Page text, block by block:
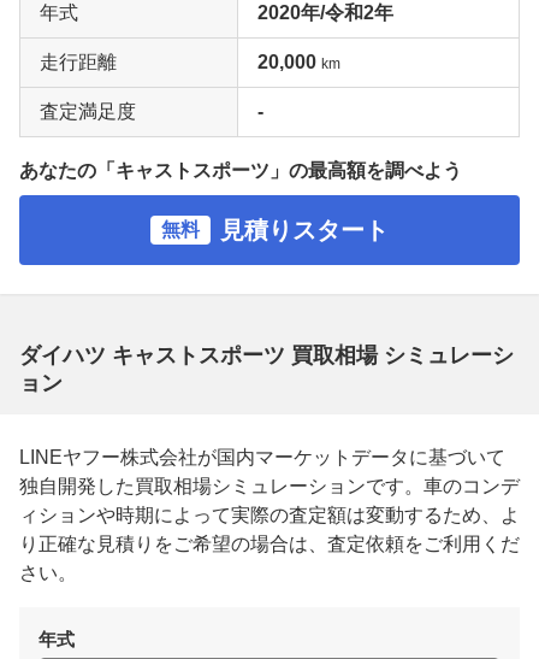
年式 2020年/令和2年
走行距離 20,000 km
査定満足度 -
あなたの「キャストスポーツ」の最高額を調べよう
無料 見積りスタート
ダイハツ キャストスポーツ 買取相場 シミュレーシ
ョン
LINEヤフー株式会社が国内マーケットデータに基づいて
独自開発した買取相場シミュレーションです。車のコンデ
ィションや時期によって実際の査定額は変動するため、よ
り正確な見積りをご希望の場合は、査定依頼をご利用くだ
さい。
年式